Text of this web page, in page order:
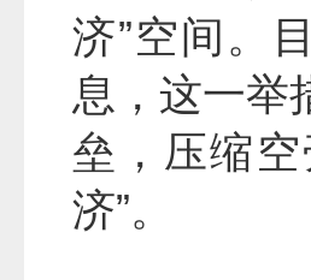
济”空间。
息，这一举
垒，压缩
济”。